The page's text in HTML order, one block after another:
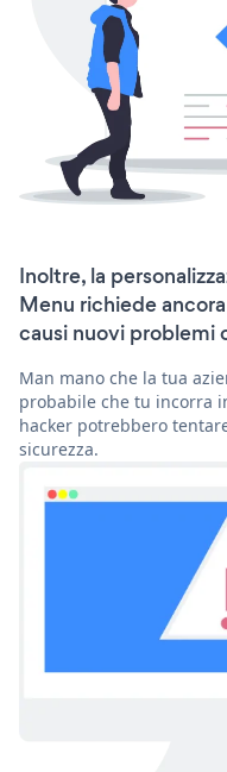
Inoltre, la
Menu richiede
causi nuovi problemi
Man mano che la tua
probabile che tu incorra
hacker potrebbero
sicurezza.